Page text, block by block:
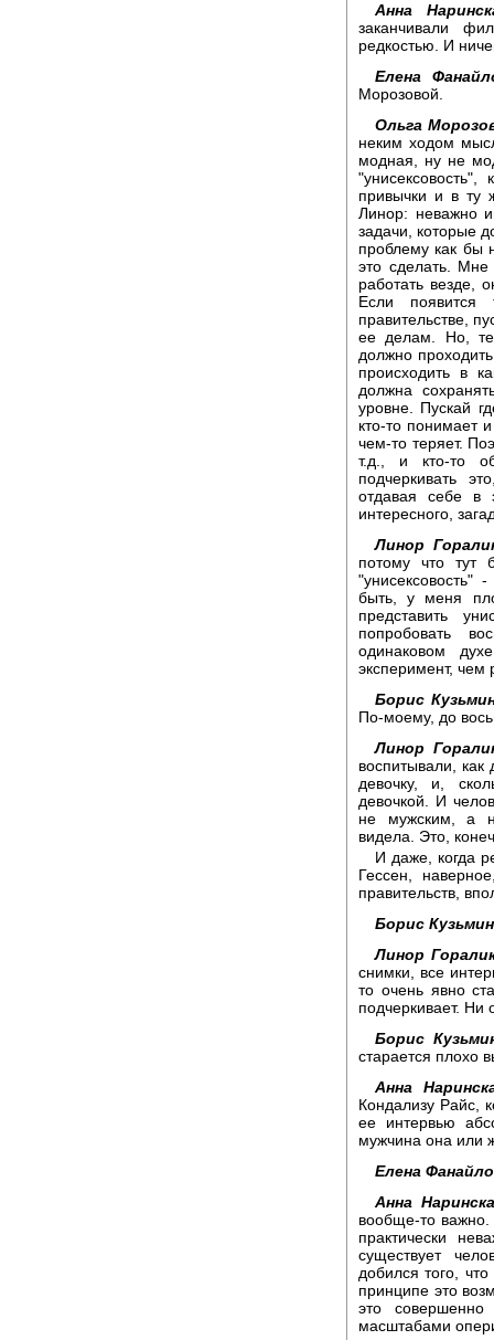
Анна
заканчивали
редкостью. И
Елена
Морозовой.
Ольга
неким ходом
модная, ну не
привычки и в ту
Линор: неважно
задачи, которые
проблему как бы
это сделать.
работать везде,
Если
правительстве,
ее делам. Но,
должно
происходить в
должна
уровне. Пускай
кто-то понимает
чем-то теряет.
т.д., и кто-то
подчеркивать
отдавая себе в
интересного,
Линор
потому что тут
"унисексовость"
быть, у меня
представить
попробовать
одинаковом
эксперимент, чем
Борис
По-моему, до
Линор
воспитывали, как
девочку, и,
девочкой. И
не мужским, а
видела. Это,
И даже, когда
Гессен,
правительств,
Борис
Линор
снимки, все
то очень явно
подчеркивает. Ни
Борис
старается плохо
Анна
Кондализу Райс,
ее интервью
мужчина она или
Елена
Анна
вообще-то
практически
существует
добился того,
принципе это
это
масштабами